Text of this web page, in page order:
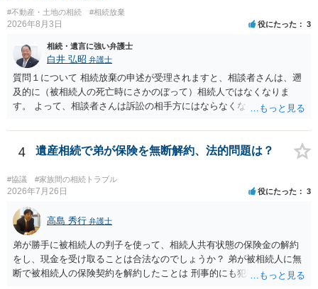
は思います。その場合、かかるのは戸籍等の取得費用と印紙代だけと
を確認し、印紙と共に家庭裁判所に提出して相続放棄申述受理通知書
を待つという流れになります。
#不動産・土地の相続 #相続放棄
2026年8月3日 役にたった 3
相続・遺言に強い弁護士
白井 弘昭 弁護士
質問１について 相続放棄の申述が受理されますと、相談者さんは、遡
及的に（被相続人の死亡時にさかのぼって）相続人ではなくなりま
す。 よって、相談者さんは訴訟の相手方にはならなくなるので（明け
理証明を家庭裁判所で取得し、コピーを答弁書に添えて裁判所に提出
してください。 質問２について 請求棄却を求める答弁書を提出すれ
ば、第１回期日は出席する必要がありません。その日は差支え（用事
があり出席できない）との記載で十分です。 質問３について 弁護士で
はないので、ｍｉｎｔｓでの提出の必要は無いと思います。郵送（期
限までに届けばよい）で十分です。 詳細は、書面記載の裁判所書記官
にお問い合わせください。 以上、ご参考まで。
4 遺産相続で弟が保険を無断解約、法的問題は？
#協議 #家族間の相続トラブル
2026年7月26日 役にたった 3
高島 秀行 弁護士
弟が勝手に被相続人の判子を使って、相続人共有状態の保険金の解約
をし、現金を受け取ることは合法なのでしょうか？ 弟が被相続人に無
断で被相続人の保険契約を解約したことは 刑事的にも犯罪となる可能